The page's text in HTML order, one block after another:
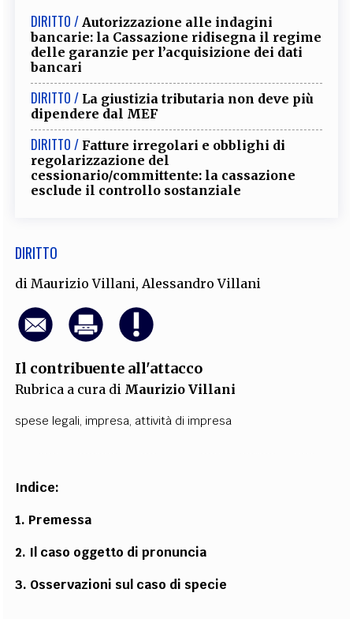
DIRITTO / Autorizzazione alle indagini
bancarie: la Cassazione ridisegna il regime
delle garanzie per l’acquisizione dei dati
bancari
DIRITTO / La giustizia tributaria non deve più
dipendere dal MEF
DIRITTO / Fatture irregolari e obblighi di
regolarizzazione del
cessionario/committente: la cassazione
esclude il controllo sostanziale
DIRITTO
di Maurizio Villani, Alessandro Villani
Il contribuente all'attacco
Rubrica a cura di Maurizio Villani
spese legali, impresa, attività di impresa
Indice:
1. Premessa
2. Il caso oggetto di pronuncia
3. Osservazioni sul caso di specie